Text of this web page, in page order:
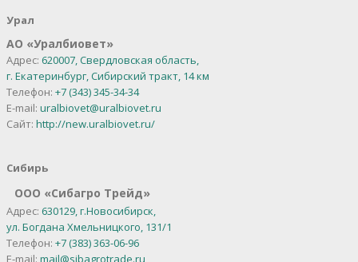
Урал
АО «Уралбиовет»
Адрес: 620007, Свердловская область,
г. Екатеринбург,Сибирский тракт, 14 км
Телефон: +7 (343) 345-34-34
E-mail: uralbiovet@uralbiovet.ru
Сайт: http://new.uralbiovet.ru/
Сибирь
OOO «Сибагро Трейд»
Адрес: 630129, г.Новосибирск,
ул. Богдана Хмельницкого, 131/1
Телефон: +7 (383) 363-06-96
E-mail: mail@sibagrotrade.ru